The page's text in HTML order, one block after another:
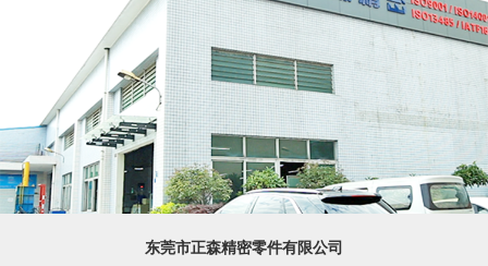
东莞市正森精密零件有限公司